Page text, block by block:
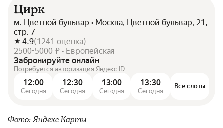
Цирк
м. Цветной бульвар • Москва, Цветной бульвар, 21,
стр. 7
4.9(1241 оценка)
2500-5000 ₽ • Европейская
Забронируйте онлайн
Потребуется авторизация Яндекс ID
12:00
Сегодня
12:30
Сегодня
13:00
Сегодня
13:30
Сегодня
Все слоты
Фото: Яндекс Карты